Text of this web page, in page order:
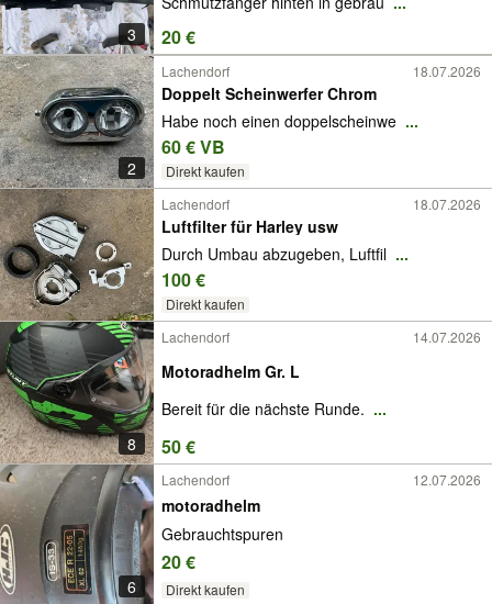
3 20 €
2
Lachendorf 18.07.2026
Doppelt Scheinwerfer Chrom
Habe noch einen doppelscheinwe ...
60 € VB
Direkt kaufen
Lachendorf
18.07.2026
Luftfilter für Harley usw
Durch Umbau abzugeben, Luftfil ...
100 €
Direkt kaufen
8
Lachendorf 14.07.2026
Motoradhelm Gr. L
Bereit für die nächste Runde. ...
50 €
6
Lachendorf 12.07.2026
motoradhelm
Gebrauchtspuren
20 €
Direkt kaufen